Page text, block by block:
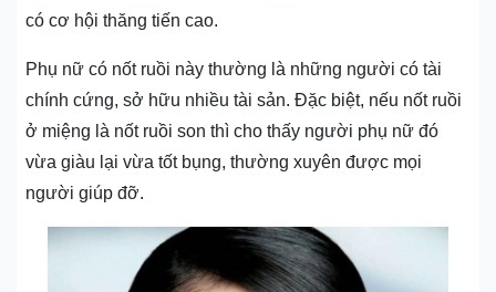
có cơ hội thăng tiến cao.
Phụ nữ có nốt ruồi này thường là những người có tài
chính cứng, sở hữu nhiều tài sản. Đặc biệt, nếu nốt ruồi
ở miệng là nốt ruồi son thì cho thấy người phụ nữ đó
vừa giàu lại vừa tốt bụng, thường xuyên được mọi
người giúp đỡ.